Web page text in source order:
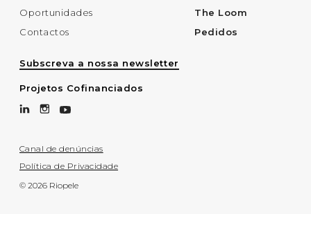
Oportunidades
Contactos
The Loom
Pedidos
Subscreva a nossa newsletter
Projetos Cofinanciados
Canal de denúncias
Política de Privacidade
© 2026 Riopele